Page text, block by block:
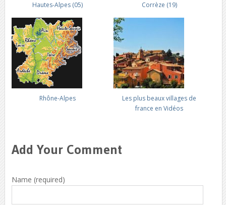
Hautes-Alpes (05) Corrèze (19)
Rhône-Alpes
Les plus beaux villages de
france en Vidéos
Add Your Comment
Name (required)